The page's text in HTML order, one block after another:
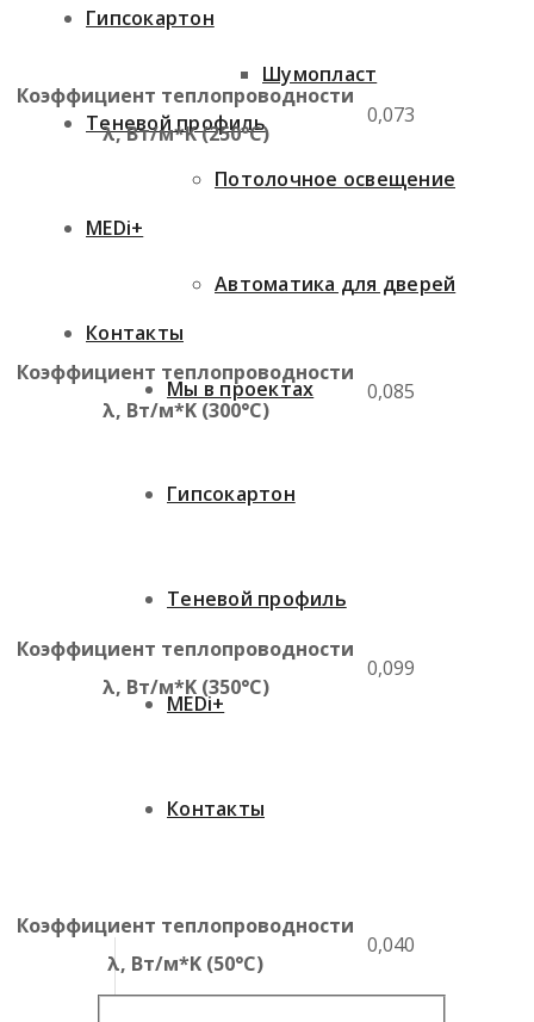
Гипсокартон
Теневой профиль
MEDi+
Контакты
Шумопласт
Потолочное освещение
Автоматика для дверей
Мы в проектах
Гипсокартон
Теневой профиль
MEDi+
Контакты
Коэффициент теплопроводности
λ, Вт/м*K (250°C)
0,073
Коэффициент теплопроводности
λ, Вт/м*K (300°C)
0,085
Коэффициент теплопроводности
λ, Вт/м*K (350°C)
0,099
Коэффициент теплопроводности
λ, Вт/м*K (50°C)
0,040